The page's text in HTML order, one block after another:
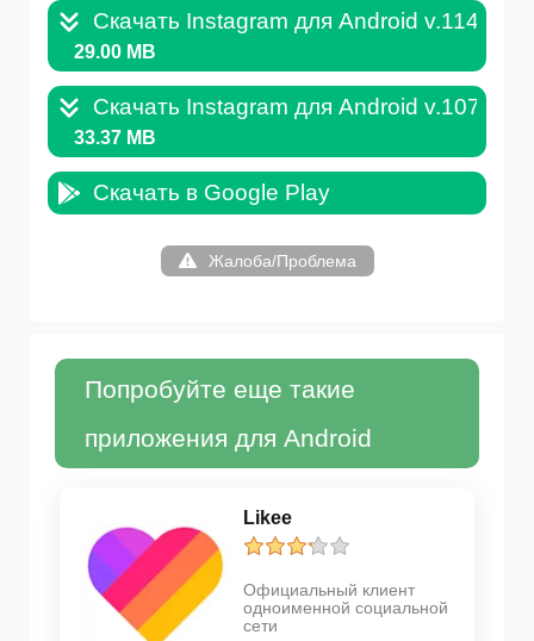
Скачать Instagram для Android
29.00 MB
Скачать Instagram для Android
33.37 MB
Скачать в Google Play
Жалоба/Проблема
Попробуйте еще такие
приложения для Android
Likee
Официальный клиент
одноименной социальной
сети